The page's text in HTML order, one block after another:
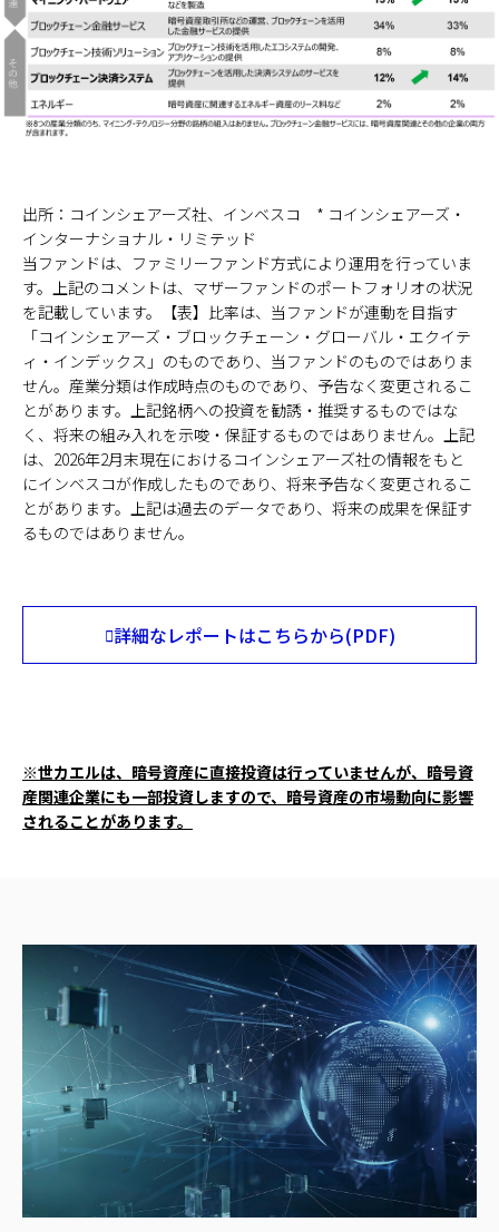
出所：コインシェアーズ社、インベスコ * コインシェアーズ・
インターナショナル・リミテッド
当ファンドは、ファミリーファンド方式により運用を行っていま
す。上記のコメントは、マザーファンドのポートフォリオの状況
を記載しています。【表】比率は、当ファンドが連動を目指す
「コインシェアーズ・ブロックチェーン・グローバル・エクイテ
ィ・インデックス」のものであり、当ファンドのものではありま
せん。産業分類は作成時点のものであり、予告なく変更されるこ
とがあります。上記銘柄への投資を勧誘・推奨するものではな
く、将来の組み入れを示唆・保証するものではありません。上記
は、2026年2月末現在におけるコインシェアーズ社の情報をもと
にインベスコが作成したものであり、将来予告なく変更されるこ
とがあります。上記は過去のデータであり、将来の成果を保証す
るものではありません。
詳細なレポートはこちらから(PDF)
Opens
in
※世カエルは、暗号資産に直接投資は行っていませんが、暗号資
産関連企業にも一部投資しますので、暗号資産の市場動向に影響
されることがあります。